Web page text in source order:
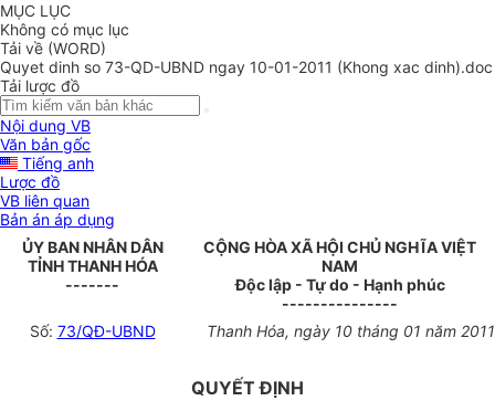
MỤC LỤC
Không có mục lục
Tải về (WORD)
Quyet dinh so 73-QD-UBND ngay 10-01-2011 (Khong xac dinh).doc
Tải lược đồ
Nội dung VB
Văn bản gốc
Tiếng anh
Lược đồ
VB liên quan
Bản án áp dụng
ỦY BAN NHÂN DÂN
TỈNH THANH HÓA
-------
CỘNG HÒA XÃ HỘI CHỦ NGHĨA VIỆT
NAM
Độc lập - Tự do - Hạnh phúc
---------------
Số: 73/QĐ-UBND Thanh Hóa, ngày 10 tháng 01 năm 2011
QUYẾT ĐỊNH